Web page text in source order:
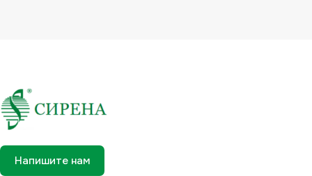
Напишите нам